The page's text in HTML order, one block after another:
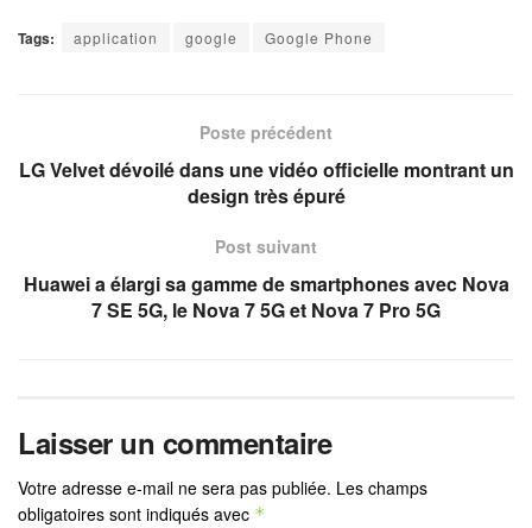
Tags: application google Google Phone
Poste précédent
LG Velvet dévoilé dans une vidéo officielle montrant un
design très épuré
Post suivant
Huawei a élargi sa gamme de smartphones avec Nova
7 SE 5G, le Nova 7 5G et Nova 7 Pro 5G
Laisser un commentaire
Votre adresse e-mail ne sera pas publiée. Les champs
obligatoires sont indiqués avec *